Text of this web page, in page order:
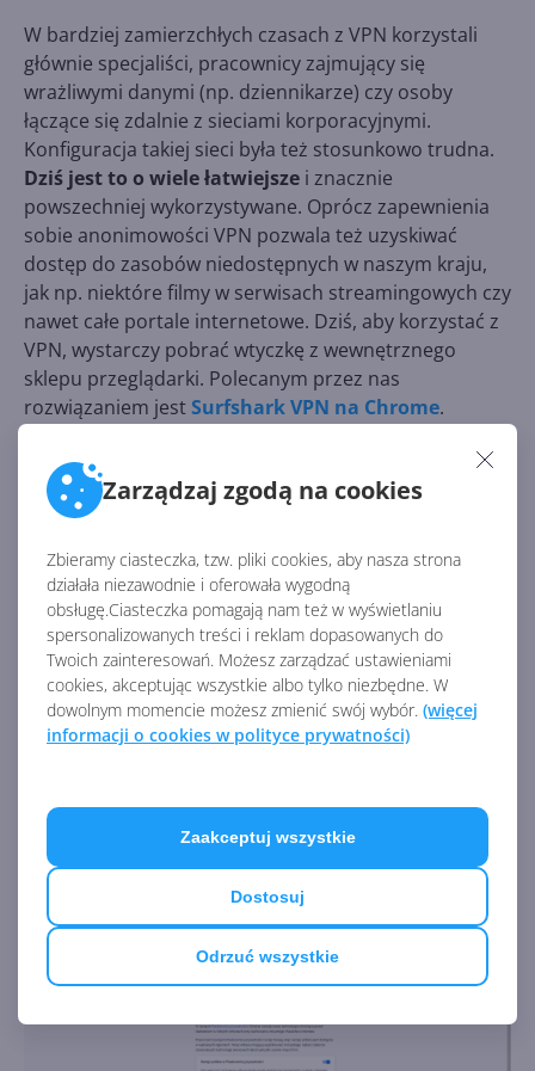
Zarządzaj zgodą na cookies
Zbieramy ciasteczka, tzw. pliki cookies, aby nasza strona
działała niezawodnie i oferowała wygodną
obsługę.Ciasteczka pomagają nam też w wyświetlaniu
spersonalizowanych treści i reklam dopasowanych do
Twoich zainteresowań. Możesz zarządzać ustawieniami
cookies, akceptując wszystkie albo tylko niezbędne. W
dowolnym momencie możesz zmienić swój wybór. (więcej
informacji o cookies w polityce prywatności)
Odrzuć wszystkie
Dostosuj
Zaakceptuj wszystkie
W bardziej zamierzchłych czasach z VPN korzystali
głównie specjaliści, pracownicy zajmujący się
wrażliwymi danymi (np. dziennikarze) czy osoby
łączące się zdalnie z sieciami korporacyjnymi.
Konfiguracja takiej sieci była też stosunkowo trudna.
Dziś jest to o wiele łatwiejsze i znacznie
powszechniej wykorzystywane. Oprócz zapewnienia
sobie anonimowości VPN pozwala też uzyskiwać
dostęp do zasobów niedostępnych w naszym kraju,
jak np. niektóre filmy w serwisach streamingowych czy
nawet całe portale internetowe. Dziś, aby korzystać z
VPN, wystarczy pobrać wtyczkę z wewnętrznego
sklepu przeglądarki. Polecanym przez nas
rozwiązaniem jestSurfshark VPN na Chrome.
rozszerzenie z Chrome Web Store. Sprawdzi się ono
zarówno do naszej anonimizacji w Internecie, jak i
zapewnienia dostępu do treści z ograniczeniami
regionalnymi.
4. Wyłącz FLoC
Nasi Czytelnicy mogą pamiętać artykuły oFLoC. To
kontrowersyjna funkcja Chrome, która, mówiąc
krótko, przeczesuje naszą historię przeglądania, by
sprawdzić, z którą dużą grupą użytkowników (tzw.
Pozwala to reklamodawcom wybierać reklamy dla
tych grup, zamiast korzystać z tradycyjnych plików
cookie. Niektórzy obawiają się, że FLoC pozwala firmie
Google zbierać na nasz temat dane, które nie są jej
wcale potrzebne.